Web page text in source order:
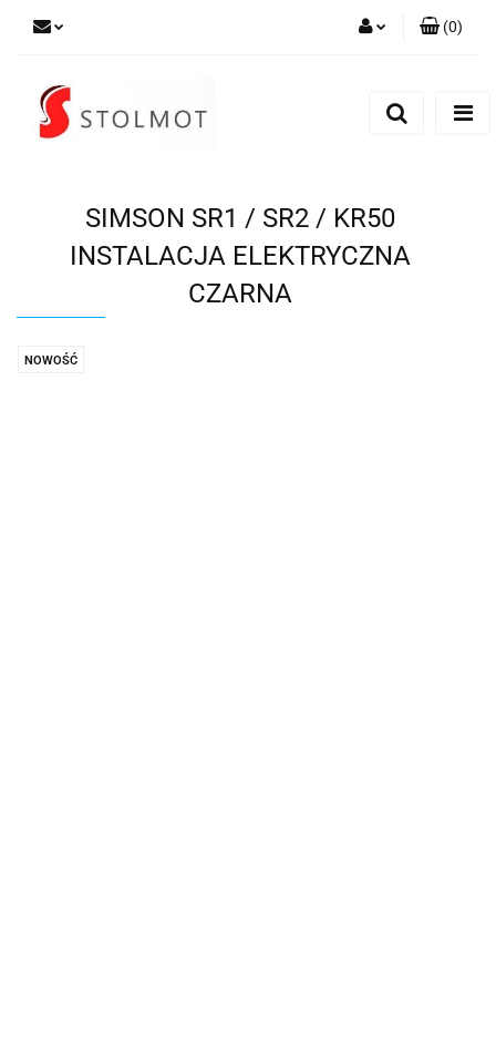
(0)
SIMSON SR1 / SR2 / KR50
INSTALACJA ELEKTRYCZNA
CZARNA
NOWOŚĆ